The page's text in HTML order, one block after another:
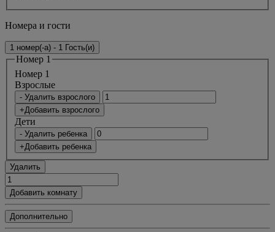
Номера и гости
1 номер(-а) - 1 Гость(и)
Номер 1
Номер 1
Bзрослые
- Удалить взрослого
+Добавить взрослого
Дети
- Удалить ребенка
+Добавить ребенка
Удалить
Добавить комнату
Дополнительно